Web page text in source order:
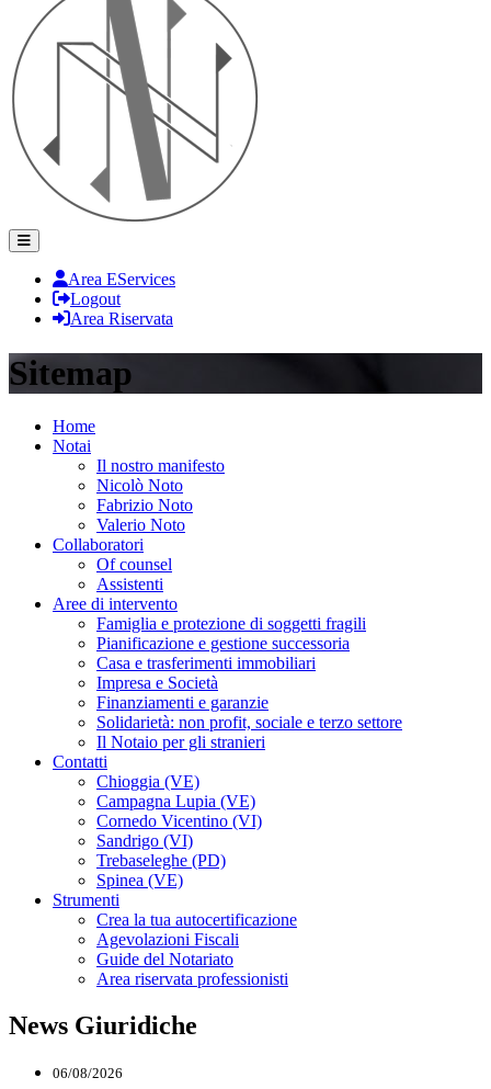
Area EServices
Logout
Area Riservata
Sitemap
Home
Notai
Il nostro manifesto
Nicolò Noto
Fabrizio Noto
Valerio Noto
Collaboratori
Of counsel
Assistenti
Aree di intervento
Famiglia e protezione di soggetti fragili
Pianificazione e gestione successoria
Casa e trasferimenti immobiliari
Impresa e Società
Finanziamenti e garanzie
Solidarietà: non profit, sociale e terzo settore
Il Notaio per gli stranieri
Contatti
Chioggia (VE)
Campagna Lupia (VE)
Cornedo Vicentino (VI)
Sandrigo (VI)
Trebaseleghe (PD)
Spinea (VE)
Strumenti
Crea la tua autocertificazione
Agevolazioni Fiscali
Guide del Notariato
Area riservata professionisti
News Giuridiche
06/08/2026